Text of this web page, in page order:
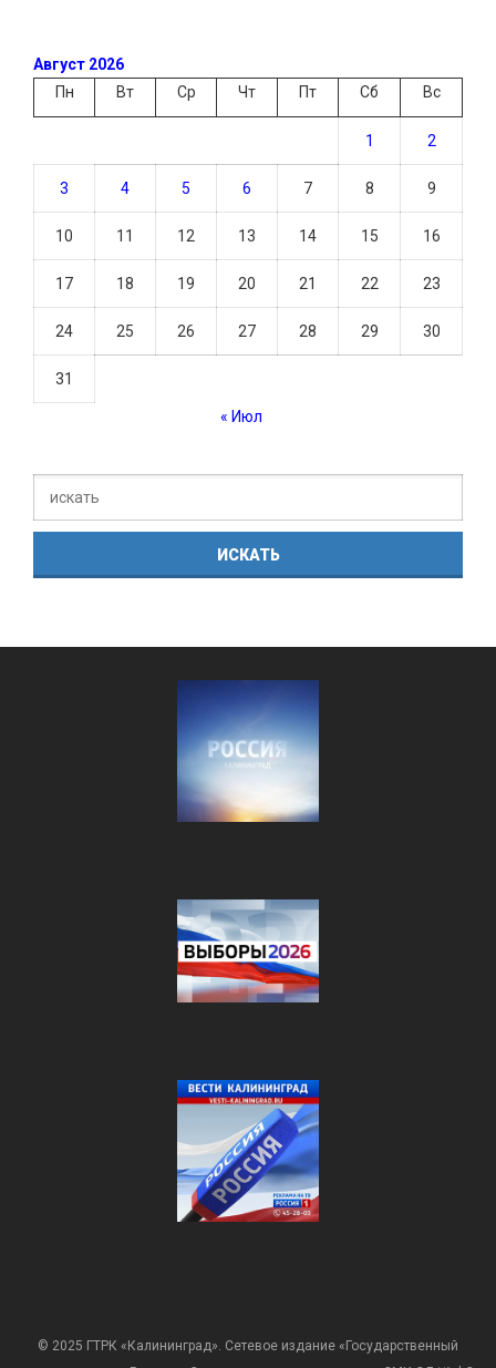
Август 2026
Пн
Вт Ср Чт Пт Сб Вс
1 2
3 4 5 6 7 8 9
10 11 12 13 14 15 16
17 18 19 20 21 22 23
24 25 26 27 28 29 30
31
« Июл
© 2025 ГТРК «Калининград». Сетевое издание «Государственный